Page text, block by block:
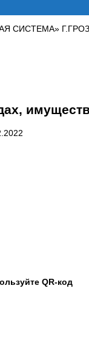
СИСТЕМА»
QR-код